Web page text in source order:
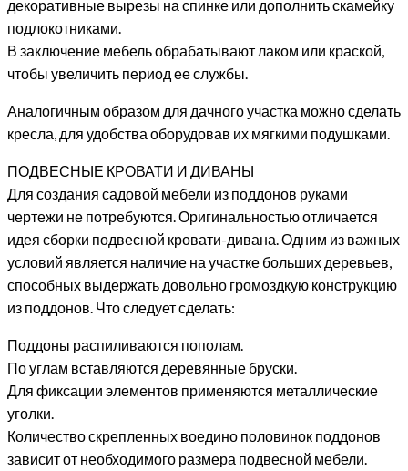
декоративные вырезы на спинке или дополнить скамейку
подлокотниками.
В заключение мебель обрабатывают лаком или краской,
чтобы увеличить период ее службы.
Аналогичным образом для дачного участка можно сделать
кресла, для удобства оборудовав их мягкими подушками.
ПОДВЕСНЫЕ КРОВАТИ И ДИВАНЫ
Для создания садовой мебели из поддонов руками
чертежи не потребуются. Оригинальностью отличается
идея сборки подвесной кровати-дивана. Одним из важных
условий является наличие на участке больших деревьев,
способных выдержать довольно громоздкую конструкцию
из поддонов. Что следует сделать:
Поддоны распиливаются пополам.
По углам вставляются деревянные бруски.
Для фиксации элементов применяются металлические
уголки.
Количество скрепленных воедино половинок поддонов
зависит от необходимого размера подвесной мебели.